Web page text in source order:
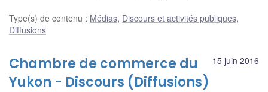
Type(s) de contenu : Médias, Discours et activités publiques,
Diffusions
15 juin 2016
Chambre de commerce du
Yukon - Discours (Diffusions)